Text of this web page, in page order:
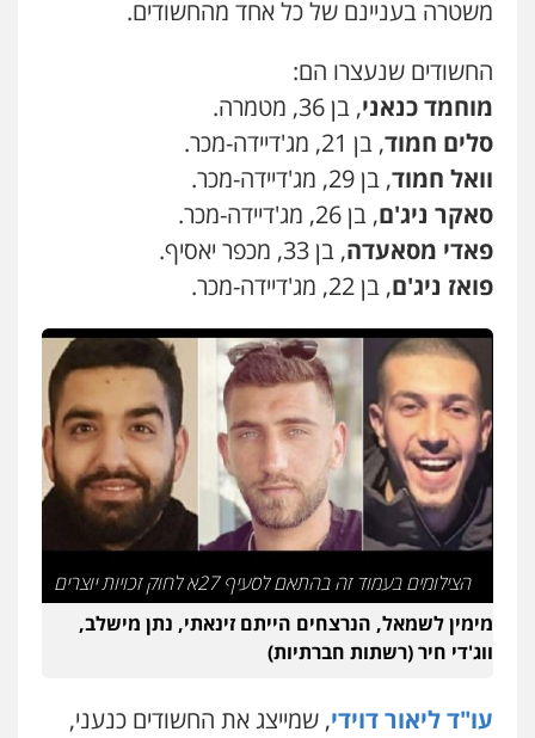
משפחה גישור
0507206063
עו"ד זוהר ארבל
פלילי פשיעה חמורה מעצרים וחקירות
קטינים
0538788878
עו"ד אסף דוק
פלילי עבירות מין סמים והימורים פשיעה
חמורה חקירות ומעצרים צווארון לבן והונאה
0526885006
משטרה בעניינם של כל אחד מהחשודים.
החשודים שנעצרו הם:
מוחמד כנאני, בן 36, מטמרה.
סלים חמוד, בן 21, מג'דיידה-מכר.
וואל חמוד, בן 29, מג'דיידה-מכר.
סאקר ניג'ם, בן 26, מג'דיידה-מכר.
פאדי מסאעדה, בן 33, מכפר יאסיף.
פואז ניג'ם, בן 22, מג'דיידה-מכר.
הצילומים בעמוד זה בהתאם לסעיף 27א לחוק זכויות יוצרים
מימין לשמאל, הנרצחים הייתם זינאתי, נתן מישלב,
ווג'די חיר (רשתות חברתיות)
עו"ד ליאור דוידי, שמייצג את החשודים כנעני,